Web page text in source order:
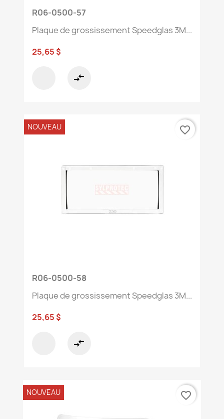
R06-0500-57
Plaque de grossissement Speedglas 3M...
25,65 $
compare_arrows
R06-0500-58
Plaque de grossissement Speedglas 3M...
25,65 $
compare_arrows
NOUVEAU favorite_border
NOUVEAU favorite_border